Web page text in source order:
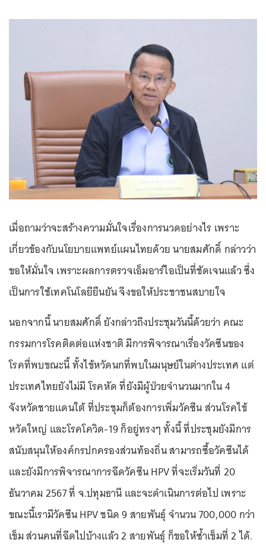
เมื่อถามว่าจะสร้างความมั่นใจเรื่องการนวดอย่างไร เพราะ
เกี่ยวข้องกับนโยบายแพทย์แผนไทยด้วย นายสมศักดิ์ กล่าวว่า
ขอให้มั่นใจ เพราะผลการตรวจเอ็มอาร์ไอเป็นที่ชัดเจนแล้ว ซึ่ง
เป็นการใช้เทคโนโลยียืนยัน จึงขอให้ประชาชนสบายใจ
นอกจากนี้ นายสมศักดิ์ ยังกล่าวถึงประชุมวันนี้ด้วยว่า คณะ
กรรมการโรคติดต่อแห่งชาติ มีการพิจารณาเรื่องวัคซีนของ
โรคที่พบขณะนี้ ทั้งไข้หวัดนกที่พบในมนุษย์ในต่างประเทศ แต่
ประเทศไทยยังไม่มี โรคหัด ที่ยังมีผู้ป่วยจำนวนมากใน 4
จังหวัดชายแดนใต้ ที่ประชุมก็ต้องการเพิ่มวัคซีน ส่วนโรคไข้
หวัดใหญ่ และโรคโควิด-19 ก็อยู่ทรงๆ ทั้งนี้ ที่ประชุมยังมีการ
สนับสนุนให้องค์กรปกครองส่วนท้องถิ่น สามารถซื้อวัคซีนได้
และยังมีการพิจารณาการฉีดวัคซีน HPV ที่จะเริ่มวันที่ 20
ธันวาคม 2567 ที่ จ.ปทุมธานี และจะดำเนินการต่อไป เพราะ
ขณะนี้เรามีวัคซีน HPV ชนิด 9 สายพันธุ์ จำนวน 700,000 กว่า
เข็ม ส่วนคนที่ฉีดไปบ้างแล้ว 2 สายพันธุ์ ก็ขอให้ซ้ำเข็มที่ 2 ได้.